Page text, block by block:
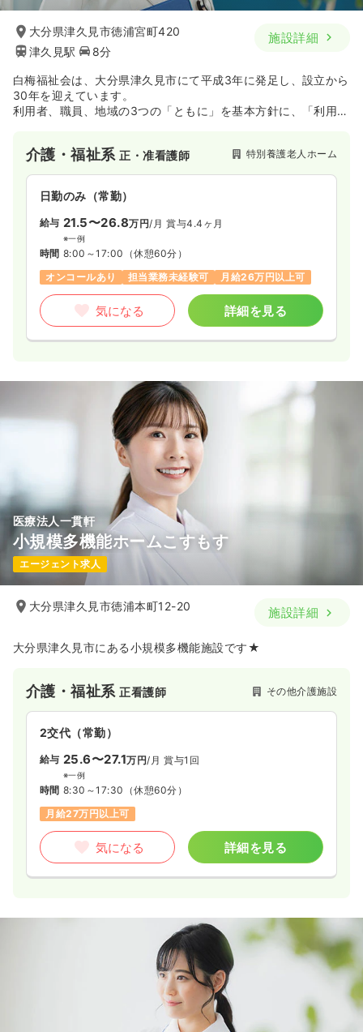
大分県津久見市徳浦宮町420
津久見駅
8分
施設詳細
白梅福祉会は、大分県津久見市にて平成3年に発足し、設立から
30年を迎えています。
利用者、職員、地域の3つの「ともに」を基本方針に、「利用者
介護・福祉系正・准看護師 特別養護老人ホーム
日勤のみ（常勤）
給与 21.5〜26.8万円/月 賞与4.4ヶ月
※一例
時間 8:00～17:00 （休憩60分）
オンコールあり
担当業務未経験可 月給26万円以上可
気になる 詳細を見る
医療法人一貫軒
小規模多機能ホームこすもす
エージェント求人
大分県津久見市徳浦本町12-20 施設詳細
大分県津久見市にある小規模多機能施設です★
介護・福祉系正看護師 その他介護施設
2交代（常勤）
給与 25.6〜27.1万円/月 賞与1回
※一例
時間 8:30～17:30 （休憩60分）
月給27万円以上可
気になる 詳細を見る